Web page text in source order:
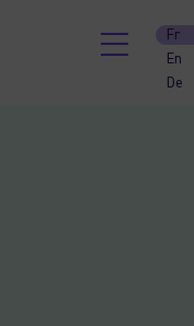
Fr
En
De